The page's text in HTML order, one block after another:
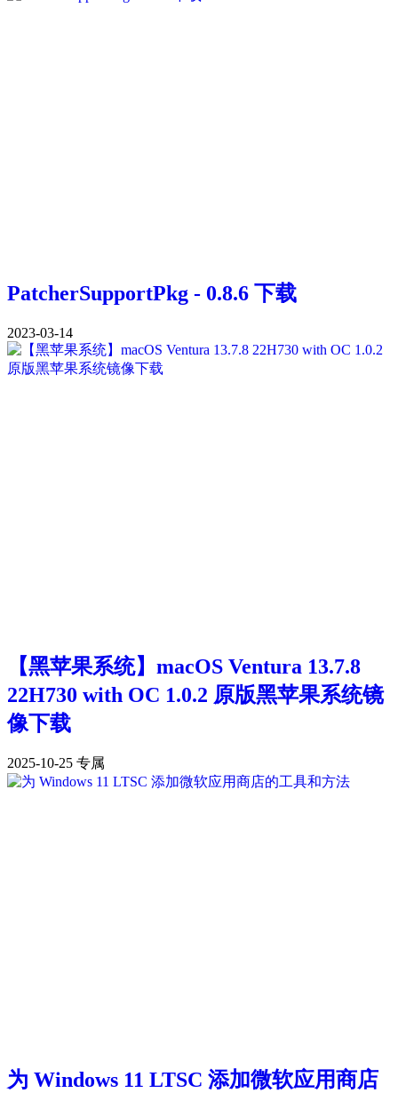
PatcherSupportPkg - 0.8.6 下载
2023-03-14
【黑苹果系统】macOS Ventura 13.7.8
22H730 with OC 1.0.2 原版黑苹果系统镜
像下载
2025-10-25 专属
为 Windows 11 LTSC 添加微软应用商店